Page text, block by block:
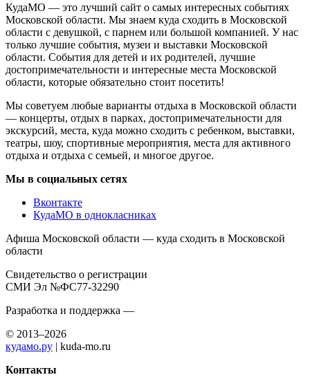
КудаМО — это лучший сайт о самых интересных событиях
Московской области. Мы знаем куда сходить в Московской
области с девушкой, с парнем или большой компанией. У нас
только лучшие события, музеи и выставки Московской
области. События для детей и их родителей, лучшие
достопримечательности и интересные места Московской
области, которые обязательно стоит посетить!
Мы советуем любые варианты отдыха в Московской области
— концерты, отдых в парках, достопримечательности для
экскурсий, места, куда можно сходить с ребенком, выставки,
театры, шоу, спортивные мероприятия, места для активного
отдыха и отдыха с семьей, и многое другое.
Мы в социальных сетях
Вконтакте
КудаМО в однокласниках
Афиша Московской области — куда сходить в Московской
области
Свидетельство о регистрации
СМИ Эл №ФС77-32290
Разработка и поддержка —
© 2013–2026
кудамо.ру | kuda-mo.ru
Контакты